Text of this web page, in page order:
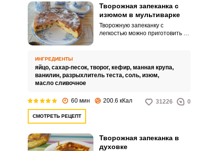
Творожная запеканка с
изюмом в мультиварке
Творожную запеканку с
легкостью можно приготовить в
воздушной.
ИНГРЕДИЕНТЫ
яйцо, сахар-песок, творог, кефир, манная крупа,
ванилин, разрыхлитель теста, соль, изюм,
масло сливочное
60 мин 200.6 кКал 31226 0
СМОТРЕТЬ РЕЦЕПТ
Творожная запеканка в
духовке